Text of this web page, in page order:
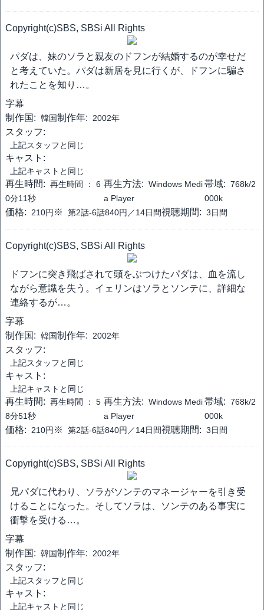
Copyright(c)SBS, SBSi All Rights
パダは、妹のソラと親友のドフンが結婚するのが幸せだ
と考えていた。パダは新居を見に行くが、ドフンに騙さ
れたことを知り…。
字幕
制作国: 韓国制作年: 2002年
スタッフ:
上記スタッフと同じ
キャスト:
上記キャストと同じ
再生時間: 再生時間 ： 6
0分11秒
再生方法: Windows Medi
a Player
帯域: 768k/2
000k
価格: 210円 ※ 第2話-6話840円／14日間視聴期間: 3日間
Copyright(c)SBS, SBSi All Rights
ドフンに突き飛ばされて頭をぶつけたパダは、血を流し
ながら意識を失う。イェリンはソラとソンテに、詳細な
連絡するが…。
字幕
制作国: 韓国制作年: 2002年
スタッフ:
上記スタッフと同じ
キャスト:
上記キャストと同じ
再生時間: 再生時間 ： 5
8分51秒
再生方法: Windows Medi
a Player
帯域: 768k/2
000k
価格: 210円 ※ 第2話-6話840円／14日間視聴期間: 3日間
Copyright(c)SBS, SBSi All Rights
兄パダに代わり、ソラがソンテのマネージャーを引き受
けることになった。そしてソラは、ソンテのある事実に
衝撃を受ける…。
字幕
制作国: 韓国制作年: 2002年
スタッフ:
上記スタッフと同じ
キャスト:
上記キャストと同じ